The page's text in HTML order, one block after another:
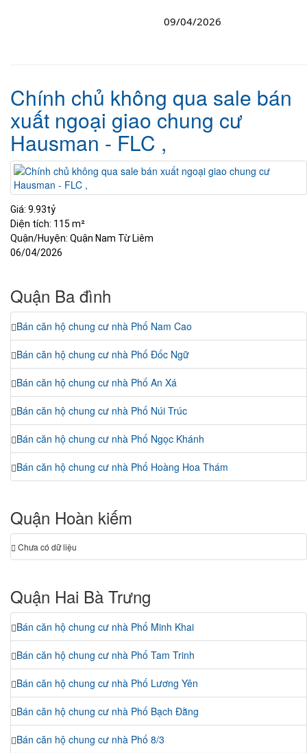
09/04/2026
Chính chủ không qua sale bán
xuất ngoại giao chung cư
Hausman - FLC ,
Giá: 9.93tỷ
Diện tích: 115 m²
Quận/Huyện: Quận Nam Từ Liêm
06/04/2026
Quận Ba đình
Bán căn hộ chung cư nhà Phố Nam Cao
Bán căn hộ chung cư nhà Phố Đốc Ngữ
Bán căn hộ chung cư nhà Phố An Xá
Bán căn hộ chung cư nhà Phố Núi Trúc
Bán căn hộ chung cư nhà Phố Ngọc Khánh
Bán căn hộ chung cư nhà Phố Hoàng Hoa Thám
Quận Hoàn kiếm
Chưa có dữ liệu
Quận Hai Bà Trưng
Bán căn hộ chung cư nhà Phố Minh Khai
Bán căn hộ chung cư nhà Phố Tam Trinh
Bán căn hộ chung cư nhà Phố Lương Yên
Bán căn hộ chung cư nhà Phố Bạch Đằng
Bán căn hộ chung cư nhà Phố 8/3